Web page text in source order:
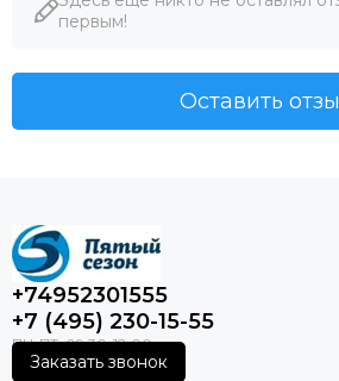
первым!
Оставить
+74952301555
+7 (495) 230-15-55
Заказать звонок